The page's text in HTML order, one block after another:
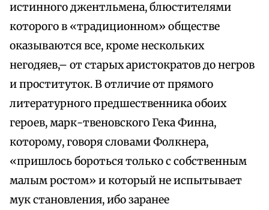
истинного джентльмена, блюстителями
которого в «традиционном» обществе
оказываются все, кроме нескольких
негодяев,– от старых аристократов до негров
и проституток. В отличие от прямого
литературного предшественника обоих
героев, марк-твеновского Гека Финна,
которому, говоря словами Фолкнера,
«пришлось бороться только с собственным
малым ростом» и который не испытывает
мук становления, ибо заранее